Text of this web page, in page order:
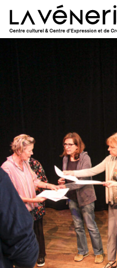
Aller au contenu principal